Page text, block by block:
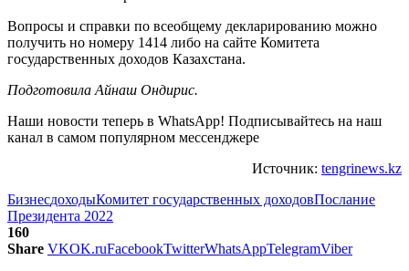
Вопросы и справки по всеобщему декларированию можно
получить но номеру 1414 либо на сайте Комитета
государственных доходов Казахстана.
Подготовила Айнаш Ондирис.
Наши новости теперь в WhatsApp! Подписывайтесь на наш
канал в самом популярном мессенджере
Источник: tengrinews.kz
БизнесдоходыКомитет государственных доходовПослание
Президента 2022
160
Share VKOK.ruFacebookTwitterWhatsAppTelegramViber